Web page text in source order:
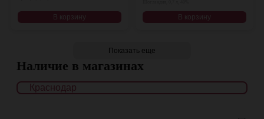
В корзину В корзину
Показать еще
Наличие в магазинах